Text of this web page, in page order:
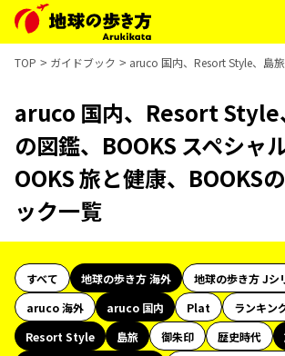
TOP ガイドブック aruco 国内、Resort Style、島
aruco 国内、Resort Style
の図鑑、BOOKS スペシャ
OOKS 旅と健康、BOOKS
ック一覧
すべて 地球の歩き方 海外
地球の歩き方 Jシ
aruco 海外
aruco 国内 Plat
ランキン
Resort Style
島旅 御朱印 歴史時代